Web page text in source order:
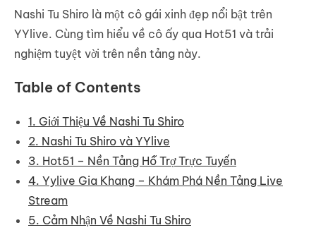
Nashi Tu Shiro là một cô gái xinh đẹp nổi bật trên
YYlive. Cùng tìm hiểu về cô ấy qua Hot51 và trải
nghiệm tuyệt vời trên nền tảng này.
Table of Contents
1. Giới Thiệu Về Nashi Tu Shiro
2. Nashi Tu Shiro và YYlive
3. Hot51 – Nền Tảng Hỗ Trợ Trực Tuyến
4. Yylive Gia Khang – Khám Phá Nền Tảng Live
Stream
5. Cảm Nhận Về Nashi Tu Shiro